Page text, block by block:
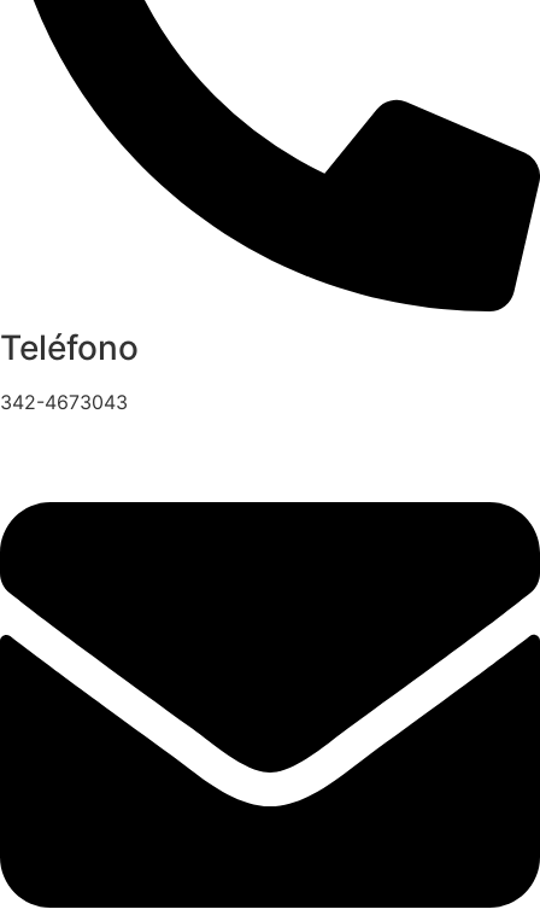
Teléfono
342-4673043